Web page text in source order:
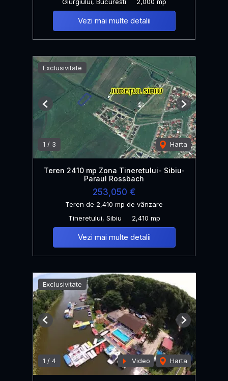
Vezi mai multe detalii
Exclusivitate
1 / 3 Harta
Previous Next
Teren 2410 mp Zona Tineretului- Sibiu-
Paraul Rossbach
253,050 €
Teren de 2,410 mp de vânzare
Tineretului, Sibiu
2,410 mp
Vezi mai multe detalii
Exclusivitate
1 / 4 Video Harta
Previous Next